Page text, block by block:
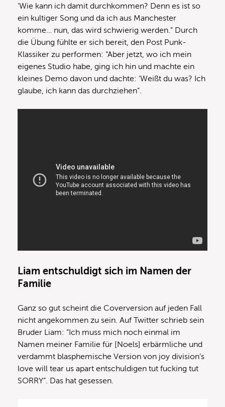
‘Wie kann ich damit durchkommen? Denn es ist so
ein kultiger Song und da ich aus Manchester
komme… nun, das wird schwierig werden.” Durch
die Übung fühlte er sich bereit, den Post Punk-
Klassiker zu performen: “Aber jetzt, wo ich mein
eigenes Studio habe, ging ich hin und machte ein
kleines Demo davon und dachte: ‘Weißt du was? Ich
glaube, ich kann das durchziehen”.
Liam entschuldigt sich im Namen der
Familie
Ganz so gut scheint die Coverversion auf jeden Fall
nicht angekommen zu sein. Auf Twitter schrieb sein
Bruder Liam: “Ich muss mich noch einmal im
Namen meiner Familie für [Noels] erbärmliche und
verdammt blasphemische Version von joy division’s
love will tear us apart entschuldigen tut fucking tut
SORRY”. Das hat gesessen.